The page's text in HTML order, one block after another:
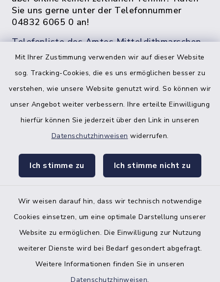
Mit Ihrer Zustimmung verwenden wir auf dieser Website
sog. Tracking-Cookies, die es uns ermöglichen besser zu
verstehen, wie unsere Website genutzt wird. So können wir
unser Angebot weiter verbessern. Ihre erteilte Einwilligung
hierfür können Sie jederzeit über den Link in unseren
Datenschutzhinweisen widerrufen.
Ich stimme zu Ich stimme nicht zu
Wir weisen darauf hin, dass wir technisch notwendige
Cookies einsetzen, um eine optimale Darstellung unserer
Website zu ermöglichen. Die Einwilligung zur Nutzung
weiterer Dienste wird bei Bedarf gesondert abgefragt.
Weitere Informationen finden Sie in unseren
Datenschutzhinweisen.
Sie uns gerne unter der Telefonnummer
04832 6065 0 an!
Telefonliste des Amtes Mitteldithmarschen
facebook
Bankverbindung der Amtskasse
Barrierefreiheit